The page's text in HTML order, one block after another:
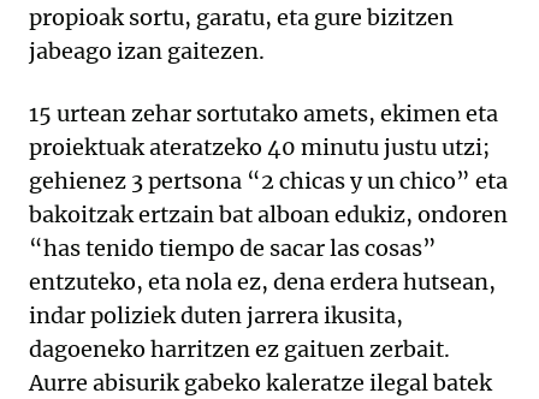
propioak sortu, garatu, eta gure bizitzen
jabeago izan gaitezen.
15 urtean zehar sortutako amets, ekimen eta
proiektuak ateratzeko 40 minutu justu utzi;
gehienez 3 pertsona “2 chicas y un chico” eta
bakoitzak ertzain bat alboan edukiz, ondoren
“has tenido tiempo de sacar las cosas”
entzuteko, eta nola ez, dena erdera hutsean,
indar poliziek duten jarrera ikusita,
dagoeneko harritzen ez gaituen zerbait.
Aurre abisurik gabeko kaleratze ilegal batek